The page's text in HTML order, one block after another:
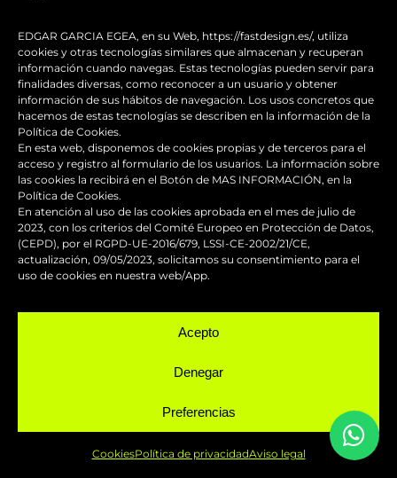
EDGAR GARCIA EGEA, en su Web, https://fastdesign.es/, utiliza
cookies y otras tecnologías similares que almacenan y recuperan
información cuando navegas. Estas tecnologías pueden servir para
finalidades diversas, como reconocer a un usuario y obtener
información de sus hábitos de navegación. Los usos concretos que
hacemos de estas tecnologías se describen en la información de la
Política de Cookies.
En esta web, disponemos de cookies propias y de terceros para el
acceso y registro al formulario de los usuarios. La información sobre
las cookies la recibirá en el Botón de MAS INFORMACIÓN, en la
Política de Cookies.
En atención al uso de las cookies aprobada en el mes de julio de
2023, con los criterios del Comité Europeo en Protección de Datos,
(CEPD), por el RGPD-UE-2016/679, LSSI-CE-2002/21/CE,
actualización, 09/05/2023, solicitamos su consentimiento para el
uso de cookies en nuestra web/App.
Acepto
Denegar
Preferencias
CookiesPolítica de privacidadAviso legal
Teléfono
(+34) 662 047 353
Nuestro horario de atención es de 6h. a 14h. Fuera
de este horario se atiende con cita previa.
Email
info@fastdesign.es
SERVICIOS